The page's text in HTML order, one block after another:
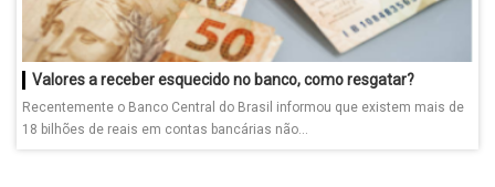
Valores a receber esquecido no banco, como resgatar?
Recentemente o Banco Central do Brasil informou que existem mais de
18 bilhões de reais em contas bancárias não...